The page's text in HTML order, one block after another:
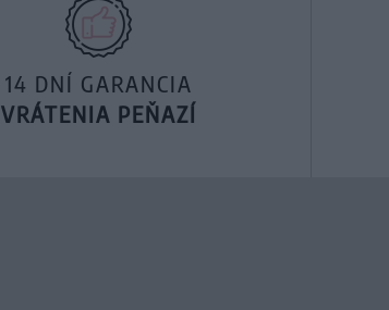
14 DNÍ GARANCIA
VRÁTENIA PEŇAZÍ